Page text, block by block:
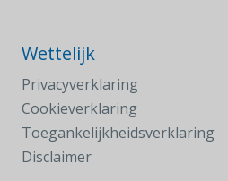
Wettelijk
Privacyverklaring
Cookieverklaring
Toegankelijkheidsverklaring
Disclaimer